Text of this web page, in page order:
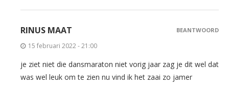
RINUS MAAT
15 februari 2022 - 21:00
je ziet niet die dansmaraton niet vorig jaar zag je dit wel dat
was wel leuk om te zien nu vind ik het zaai zo jamer
BEANTWOORD